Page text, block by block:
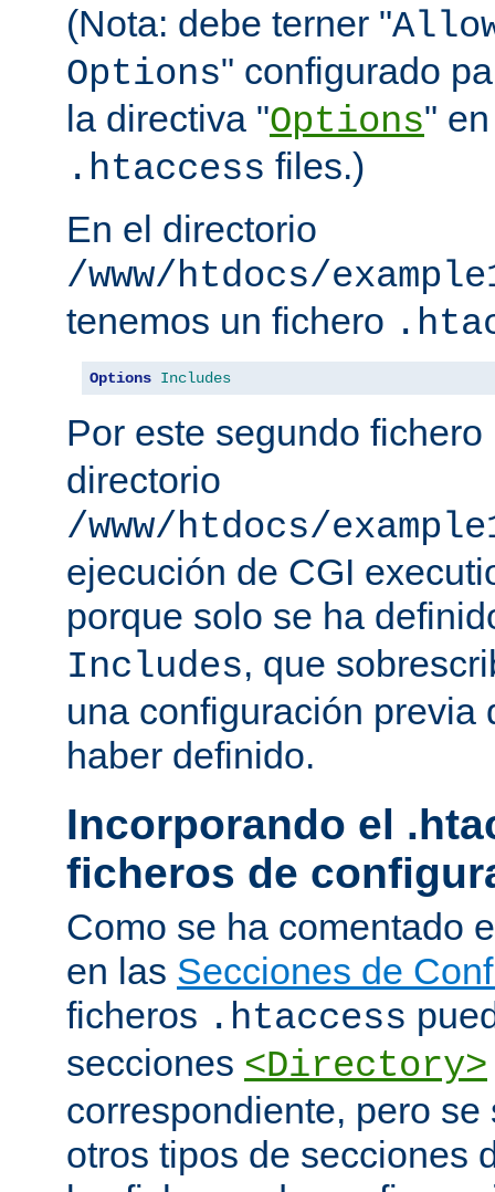
(Nota: debe terner "
Options" configurado
la directiva "Options"
.htaccess files.)
En el directorio
/www/htdocs/
tenemos un fichero
Options Includes
Por este segundo fichero
directorio
/www/htdocs/
ejecución de CGI
porque solo se ha
Includes, que
una configuración previa
haber definido.
Incorporando el
ficheros de
Como se ha comentado
en las Secciones de
ficheros .htaccess
secciones <Directory>
correspondiente, pero
otros tipos de secciones